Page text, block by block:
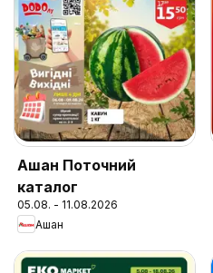
Ашан Поточний
каталог
05.08. - 11.08.2026
Ашан